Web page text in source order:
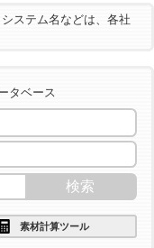
ステム名などは、各社
タベース
素材計算ツール